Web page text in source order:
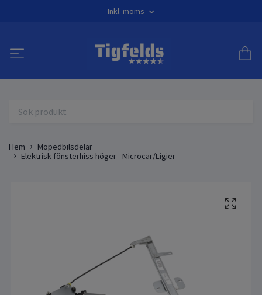
Inkl. moms
Hem
Mopedbilsdelar
Elektrisk fönsterhiss höger - Microcar/Ligier